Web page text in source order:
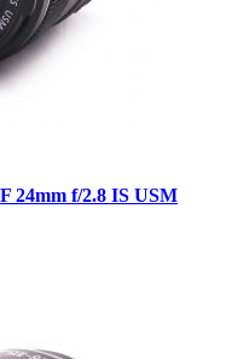
24mm f/2.8 IS USM